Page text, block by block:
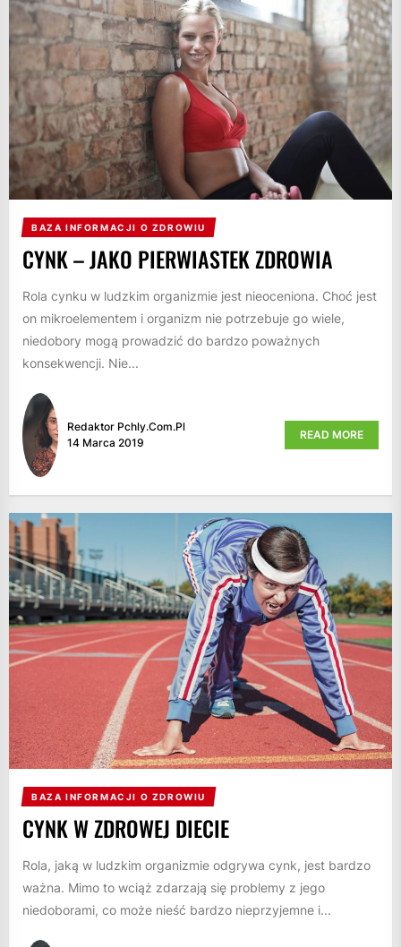
BAZA INFORMACJI O ZDROWIU
CYNK – JAKO PIERWIASTEK ZDROWIA
Rola cynku w ludzkim organizmie jest nieoceniona. Choć jest
on mikroelementem i organizm nie potrzebuje go wiele,
niedobory mogą prowadzić do bardzo poważnych
konsekwencji. Nie...
Redaktor Pchly.com.pl
14 Marca 2019
READ MORE
BAZA INFORMACJI O ZDROWIU
CYNK W ZDROWEJ DIECIE
Rola, jaką w ludzkim organizmie odgrywa cynk, jest bardzo
ważna. Mimo to wciąż zdarzają się problemy z jego
niedoborami, co może nieść bardzo nieprzyjemne i...